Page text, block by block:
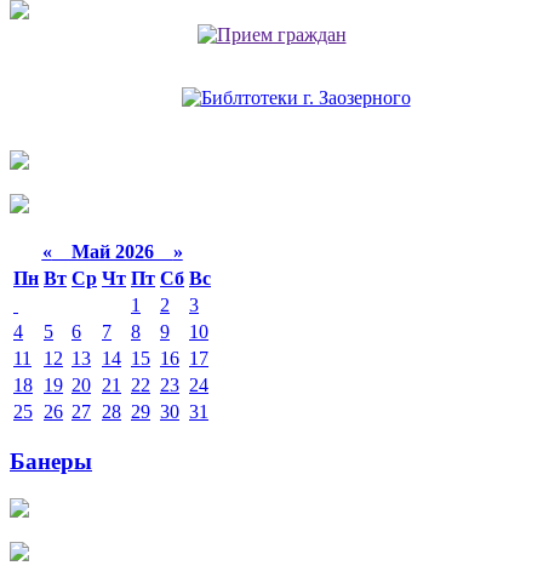
«Май 2026 »
Пн Вт Ср Чт Пт Сб Вс
1
2
3
4
5 6 7 8 9
10
11
12 13 14 15 16 17
18 19 20 21 22 23 24
25 26 27 28 29 30 31
Банеры